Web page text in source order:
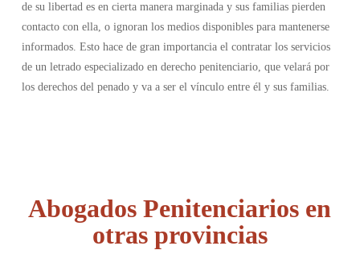
de su libertad es en cierta manera marginada y sus familias pierden
contacto con ella, o ignoran los medios disponibles para mantenerse
informados. Esto hace de gran importancia el contratar los servicios
de un letrado especializado en derecho penitenciario, que velará por
los derechos del penado y va a ser el vínculo entre él y sus familias.
Abogados Penitenciarios en
otras provincias